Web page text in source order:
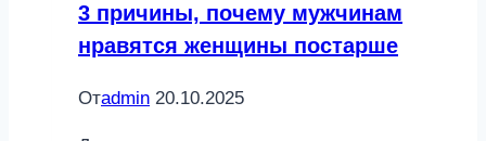
3 причины, почему мужчинам
нравятся женщины постарше
Отadmin 20.10.2025